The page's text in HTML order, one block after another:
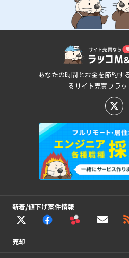
あなたの時間とお金を節約す
るサイト売買プラ
新着/値下げ案件情報
売却